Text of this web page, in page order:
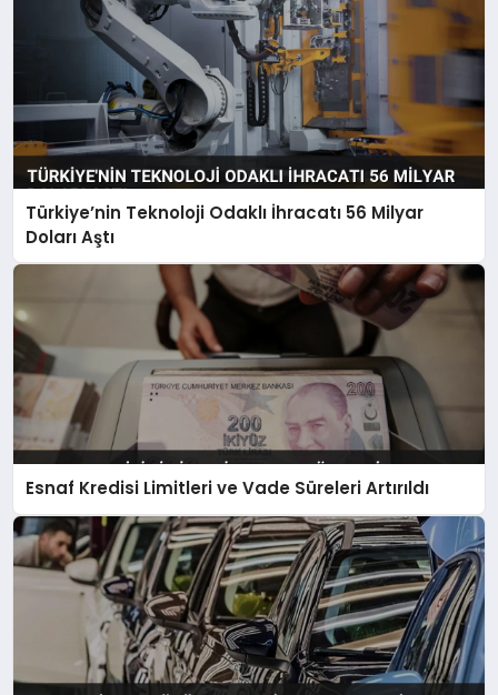
Türkiye’nin Teknoloji Odaklı İhracatı 56 Milyar
Doları Aştı
Esnaf Kredisi Limitleri ve Vade Süreleri Artırıldı